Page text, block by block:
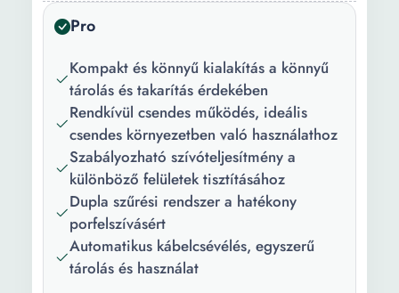
Cső típus:
Tulajdonság:
Automatikus kábelcsévélés
Mélység:
30 cm
Szélesség:
24 cm
Magasság:
45 cm
Súly:
8 kg
Szín:
Szürke
Teljesítmény:
800 W
Pro
Kompakt és könnyű kialakítás a könnyű
tárolás és takarítás érdekében
Rendkívül csendes működés, ideális
csendes környezetben való használathoz
Szabályozható szívóteljesítmény a
különböző felületek tisztításához
Dupla szűrési rendszer a hatékony
porfelszívásért
Automatikus kábelcsévélés, egyszerű
tárolás és használat